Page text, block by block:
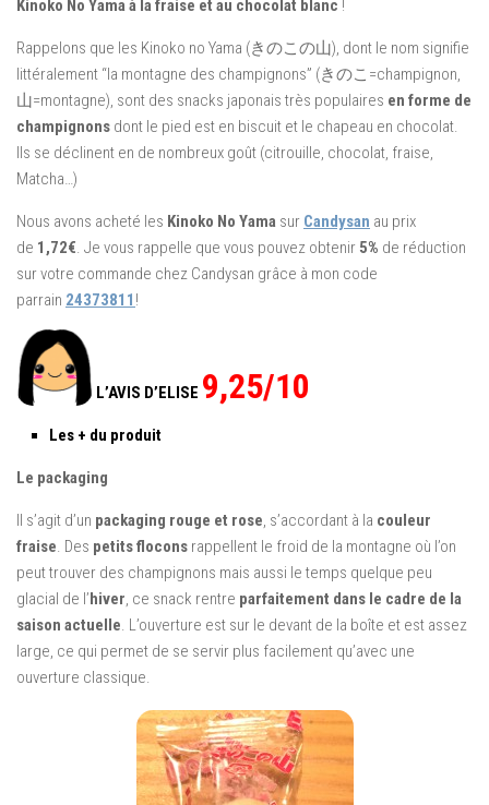
Kinoko No Yama à la fraise et au chocolat blanc !
Rappelons que les Kinoko no Yama (きのこの山), dont le nom signifie
littéralement “la montagne des champignons” (きのこ=champignon,
山=montagne), sont des snacks japonais très populaires en forme de
champignons dont le pied est en biscuit et le chapeau en chocolat.
Ils se déclinent en de nombreux goût (citrouille, chocolat, fraise,
Matcha…)
Nous avons acheté les Kinoko No Yama sur Candysan au prix
de 1,72€. Je vous rappelle que vous pouvez obtenir 5% de réduction
sur votre commande chez Candysan grâce à mon code
parrain 24373811 !
L’AVIS D’ELISE 9,25/10
Les + du produit
Le packaging
Il s’agit d’un packaging rouge et rose, s’accordant à la couleur
fraise. Des petits flocons rappellent le froid de la montagne où l’on
peut trouver des champignons mais aussi le temps quelque peu
glacial de l’hiver, ce snack rentre parfaitement dans le cadre de la
saison actuelle. L’ouverture est sur le devant de la boîte et est assez
large, ce qui permet de se servir plus facilement qu’avec une
ouverture classique.